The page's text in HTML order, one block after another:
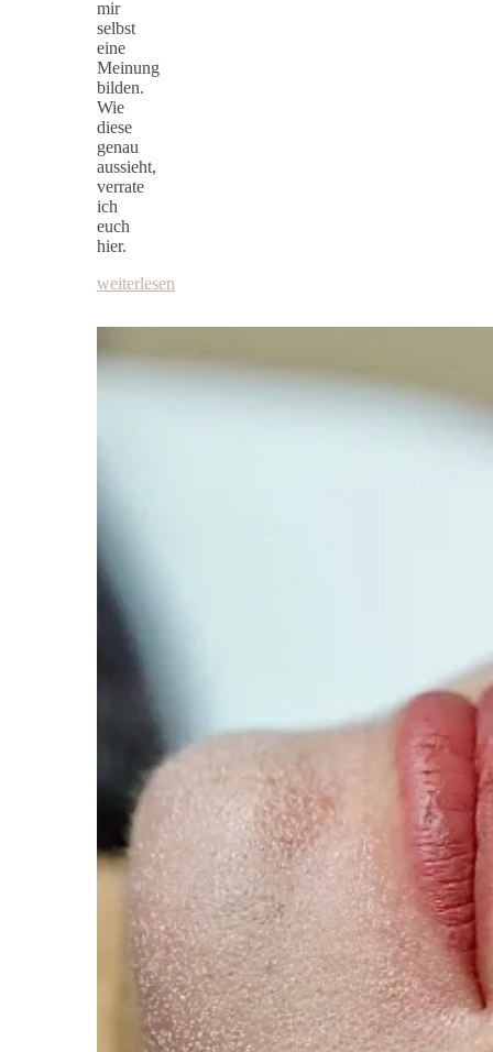
mir
selbst
eine
Meinung
bilden.
Wie
diese
genau
aussieht,
verrate
ich
euch
hier.
weiterlesen